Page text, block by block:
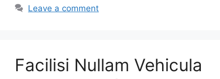
Leave a comment
Facilisi Nullam Vehicula